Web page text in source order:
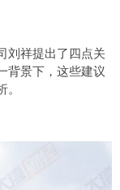
刘祥提出了四点关
背景下，这些建议